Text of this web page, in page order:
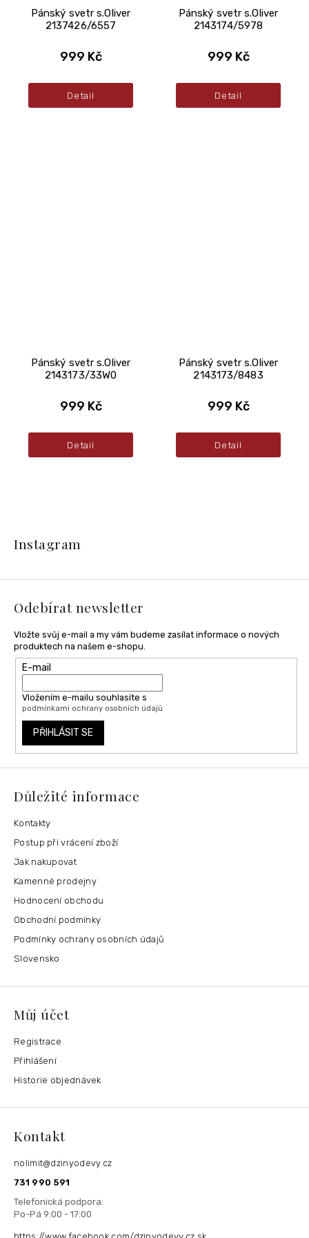
Pánský svetr s.Oliver
2137426/6557
999 Kč
Detail
Pánský svetr s.Oliver
2143174/5978
999 Kč
Detail
Pánský svetr s.Oliver
2143173/33W0
999 Kč
Detail
Pánský svetr s.Oliver
2143173/8483
999 Kč
Detail
t
Instagram
Odebírat newsletter
Vložte svůj e-mail a my vám budeme zasílat informace o nových
produktech na našem e-shopu.
E-mail
Vložením e-mailu souhlasíte s
podmínkami ochrany osobních údajů
PŘIHLÁSIT SE
Důležité informace
Kontakty
Postup při vrácení zboží
Jak nakupovat
Kamenné prodejny
Hodnocení obchodu
Obchodní podmínky
Podmínky ochrany osobních údajů
Slovensko
Můj účet
Registrace
Přihlášení
Historie objednávek
Kontakt
nolimit@dzinyodevy.cz
731 990 591